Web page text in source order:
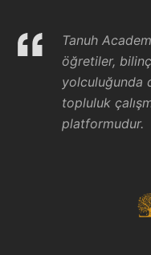
Tanuh
öğretiler,
yolculuğunda
topluluk
platformudur.